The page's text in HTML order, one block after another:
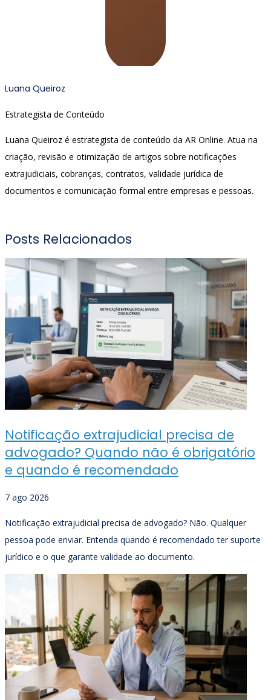
Luana Queiroz
Estrategista de Conteúdo
Luana Queiroz é estrategista de conteúdo da AR Online. Atua na
criação, revisão e otimização de artigos sobre notificações
extrajudiciais, cobranças, contratos, validade jurídica de
documentos e comunicação formal entre empresas e pessoas.
Posts Relacionados
Notificação extrajudicial precisa de
advogado? Quando não é obrigatório
e quando é recomendado
7 ago 2026
Notificação extrajudicial precisa de advogado? Não. Qualquer
pessoa pode enviar. Entenda quando é recomendado ter suporte
jurídico e o que garante validade ao documento.